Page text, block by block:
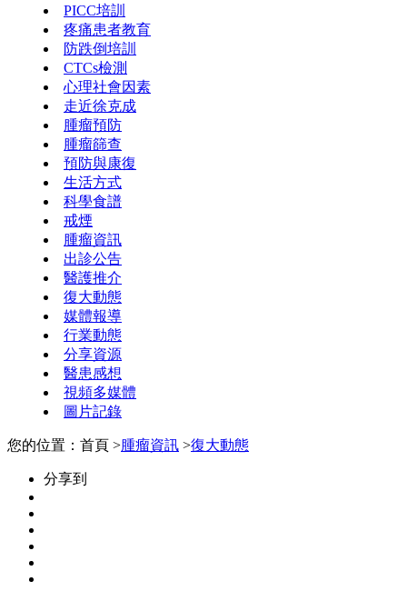
PICC培訓
疼痛患者教育
防跌倒培訓
CTCs檢測
心理社會因素
走近徐克成
腫瘤預防
腫瘤篩查
預防與康復
生活方式
科學食譜
戒煙
腫瘤資訊
出診公告
醫護推介
復大動態
媒體報導
行業動態
分享資源
醫患感想
視頻多媒體
圖片記錄
您的位置：首頁 >腫瘤資訊 >復大動態
分享到